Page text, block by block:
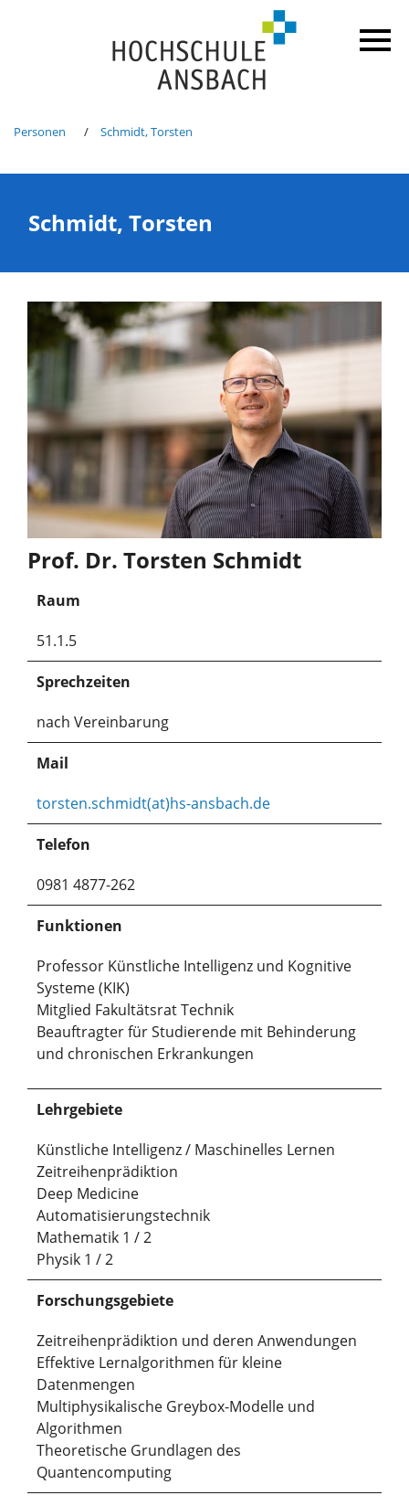
Personen Schmidt, Torsten
Schmidt, Torsten
Prof. Dr. Torsten Schmidt
Raum
51.1.5
Sprechzeiten
nach Vereinbarung
Mail
torsten.schmidt(at)hs-ansbach.de
Telefon
0981 4877-262
Funktionen
Professor Künstliche Intelligenz und Kognitive
Systeme (KIK)
Mitglied Fakultätsrat Technik
Beauftragter für Studierende mit Behinderung
und chronischen Erkrankungen
Lehrgebiete
Künstliche Intelligenz / Maschinelles Lernen
Zeitreihenprädiktion
Deep Medicine
Automatisierungstechnik
Mathematik 1 / 2
Physik 1 / 2
Forschungsgebiete
Zeitreihenprädiktion und deren Anwendungen
Effektive Lernalgorithmen für kleine
Datenmengen
Multiphysikalische Greybox-Modelle und
Algorithmen
Theoretische Grundlagen des
Quantencomputing